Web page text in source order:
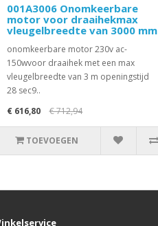
001A3006 Onomkeerbare
motor voor draaihekmax
vleugelbreedte van 3000 mm
onomkeerbare motor 230v ac-
150wvoor draaihek met een max
vleugelbreedte van 3 m openingstijd
28 sec9..
€ 616,80
€ 712,94
TOEVOEGEN